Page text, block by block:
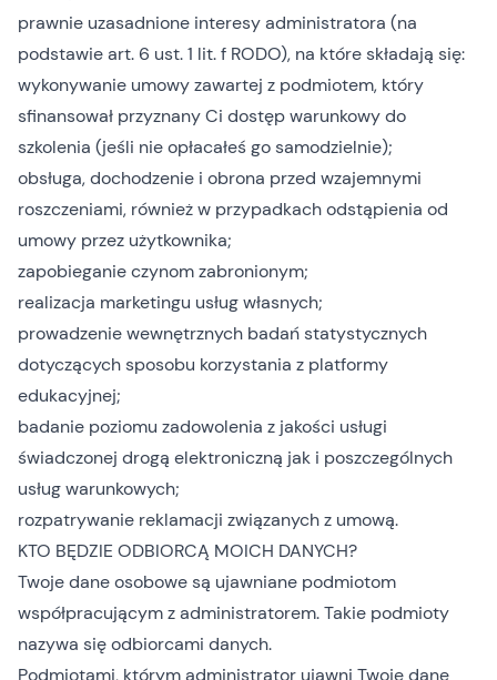
prawnie uzasadnione interesy administratora (na
podstawie art. 6 ust. 1 lit. f RODO), na które składają się:
wykonywanie umowy zawartej z podmiotem, który
sfinansował przyznany Ci dostęp warunkowy do
szkolenia (jeśli nie opłacałeś go samodzielnie);
obsługa, dochodzenie i obrona przed wzajemnymi
roszczeniami, również w przypadkach odstąpienia od
umowy przez użytkownika;
zapobieganie czynom zabronionym;
realizacja marketingu usług własnych;
prowadzenie wewnętrznych badań statystycznych
dotyczących sposobu korzystania z platformy
edukacyjnej;
badanie poziomu zadowolenia z jakości usługi
świadczonej drogą elektroniczną jak i poszczególnych
usług warunkowych;
rozpatrywanie reklamacji związanych z umową.
KTO BĘDZIE ODBIORCĄ MOICH DANYCH?
Twoje dane osobowe są ujawniane podmiotom
współpracującym z administratorem. Takie podmioty
nazywa się odbiorcami danych.
Podmiotami, którym administrator ujawni Twoje dane